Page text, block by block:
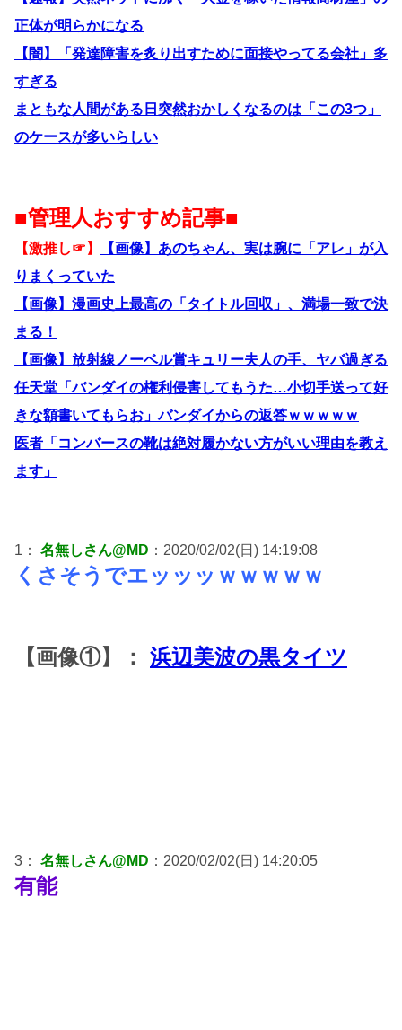
正体が明らかになる
【闇】「発達障害を炙り出すために面接やってる会社」多
すぎる
まともな人間がある日突然おかしくなるのは「この3つ」
のケースが多いらしい
■管理人おすすめ記事■
【激推し☞】
【画像】あのちゃん、実は腕に「アレ」が入
りまくっていた
【画像】漫画史上最高の「タイトル回収」、満場一致で決
まる！
【画像】放射線ノーベル賞キュリー夫人の手、ヤバ過ぎる
任天堂「バンダイの権利侵害してもうた…小切手送って好
きな額書いてもらお」バンダイからの返答ｗｗｗｗｗ
医者「コンバースの靴は絶対履かない方がいい理由を教え
ます」
1： 名無しさん@MD ：2020/02/02(日) 14:19:08
くさそうでエッッッｗｗｗｗｗ
【画像①】： 浜辺美波の黒タイツ
3： 名無しさん@MD ：2020/02/02(日) 14:20:05
有能